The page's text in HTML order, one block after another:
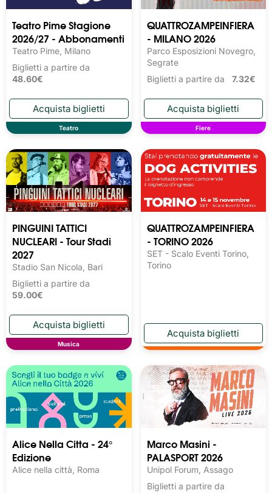
Teatro Pime Stagione
2026/27 - Abbonamenti
Teatro Pime, Milano
Biglietti a partire da
48.60€
Teatro
QUATTROZAMPEINFIERA
- MILANO 2026
Parco Esposizioni Novegro,
Segrate
Biglietti a partire da 7.32€
Fiere
PINGUINI TATTICI
NUCLEARI - Tour Stadi
2027
Stadio San Nicola, Bari
Biglietti a partire da
59.00€
Musica
QUATTROZAMPEINFIERA
- TORINO 2026
SET - Scalo Eventi Torino,
Torino
Alice Nella Citta - 24°
Edizione
Alice nella città, Roma
Marco Masini -
PALASPORT 2026
Unipol Forum, Assago
Biglietti a partire da